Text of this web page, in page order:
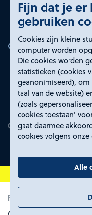
Fijn dat je
gebruiken
Cookies zijn kleine
computer worden
Die cookies worden
statistieken (cookies
geanonimiseerd), om
taal van de website)
(zoals
cookies toestaan'
gaat daarmee
cookies volgens
Alle
Certificeringen
Proclaimer en